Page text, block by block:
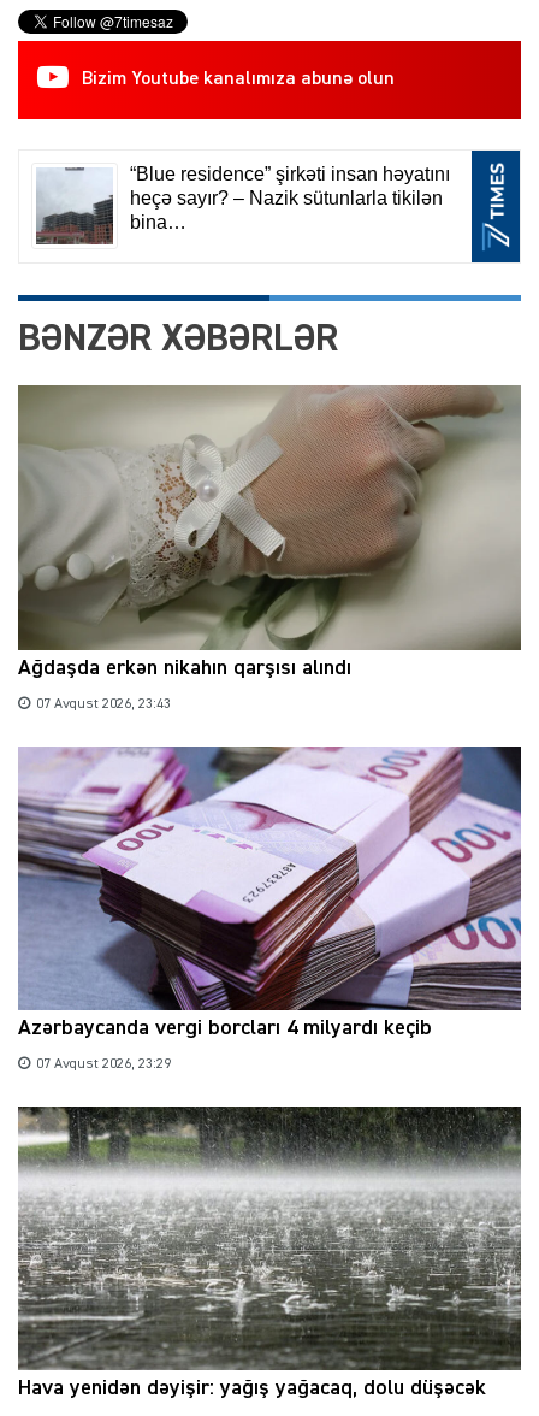
Bizim Youtube kanalımıza abunə olun
BƏNZƏR XƏBƏRLƏR
Ağdaşda erkən nikahın qarşısı alındı
07 Avqust 2026, 23:43
Azərbaycanda vergi borcları 4 milyardı keçib
07 Avqust 2026, 23:29
Hava yenidən dəyişir: yağış yağacaq, dolu düşəcək